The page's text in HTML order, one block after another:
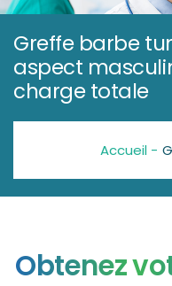
Greffe barbe
aspect
charge totale
Accueil -
Obtenez